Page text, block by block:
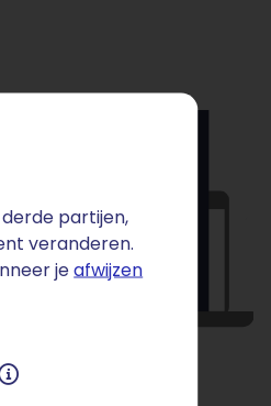
partijen,
veranderen.
jeafwijzen